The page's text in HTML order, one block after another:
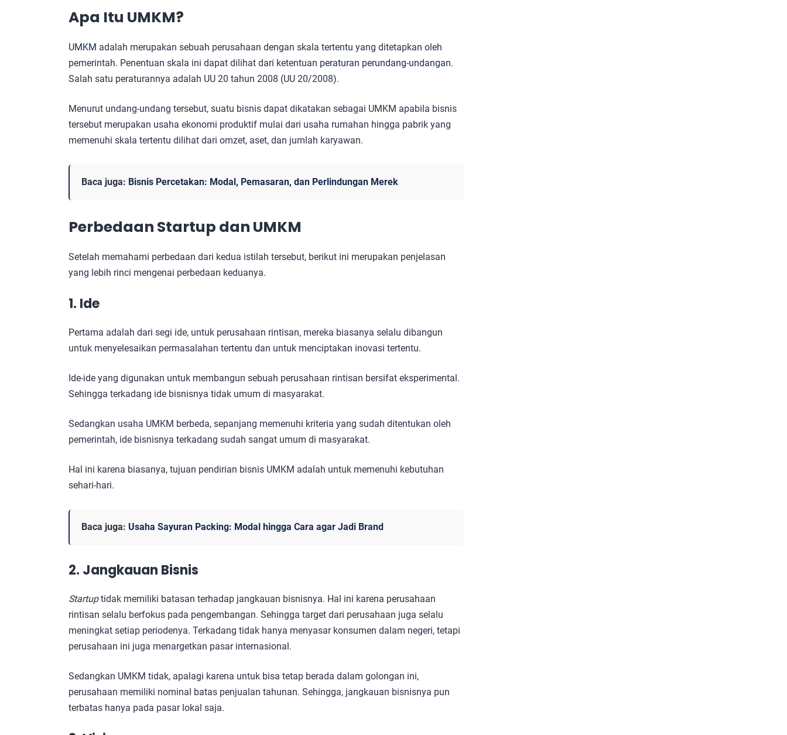
Apa Itu UMKM?
UMKM adalah merupakan sebuah perusahaan dengan skala tertentu yang ditetapkan oleh
pemerintah. Penentuan skala ini dapat dilihat dari ketentuan peraturan perundang-undangan.
Salah satu peraturannya adalah UU 20 tahun 2008 (UU 20/2008).
Menurut undang-undang tersebut, suatu bisnis dapat dikatakan sebagai UMKM apabila bisnis
tersebut merupakan usaha ekonomi produktif mulai dari usaha rumahan hingga pabrik yang
memenuhi skala tertentu dilihat dari omzet, aset, dan jumlah karyawan.
Baca juga: Bisnis Percetakan: Modal, Pemasaran, dan Perlindungan Merek
Perbedaan Startup dan UMKM
Setelah memahami perbedaan dari kedua istilah tersebut, berikut ini merupakan penjelasan
yang lebih rinci mengenai perbedaan keduanya.
1. Ide
Pertama adalah dari segi ide, untuk perusahaan rintisan, mereka biasanya selalu dibangun
untuk menyelesaikan permasalahan tertentu dan untuk menciptakan inovasi tertentu.
Ide-ide yang digunakan untuk membangun sebuah perusahaan rintisan bersifat eksperimental.
Sehingga terkadang ide bisnisnya tidak umum di masyarakat.
Sedangkan usaha UMKM berbeda, sepanjang memenuhi kriteria yang sudah ditentukan oleh
pemerintah, ide bisnisnya terkadang sudah sangat umum di masyarakat.
Hal ini karena biasanya, tujuan pendirian bisnis UMKM adalah untuk memenuhi kebutuhan
sehari-hari.
Baca juga: Usaha Sayuran Packing: Modal hingga Cara agar Jadi Brand
2. Jangkauan Bisnis
Startuptidak memiliki batasan terhadap jangkauan bisnisnya. Hal ini karena perusahaan
rintisan selalu berfokus pada pengembangan. Sehingga target dari perusahaan juga selalu
meningkat setiap periodenya. Terkadang tidak hanya menyasar konsumen dalam negeri, tetapi
perusahaan ini juga menargetkan pasar internasional.
Sedangkan UMKM tidak, apalagi karena untuk bisa tetap berada dalam golongan ini,
perusahaan memiliki nominal batas penjualan tahunan. Sehingga, jangkauan bisnisnya pun
terbatas hanya pada pasar lokal saja.